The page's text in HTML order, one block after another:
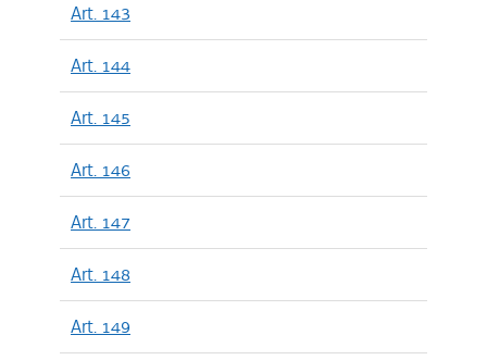
Art. 143
Art. 144
Art. 145
Art. 146
Art. 147
Art. 148
Art. 149